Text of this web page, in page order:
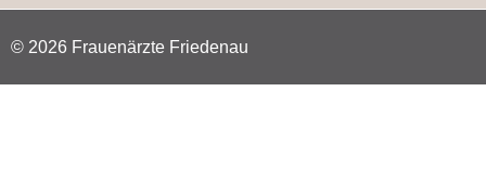
© 2026 Frauenärzte Friedenau